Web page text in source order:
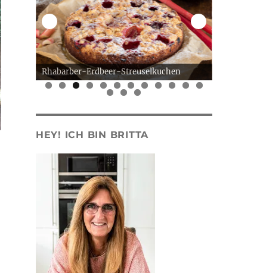
Rhabarber-Erdbeer-Streuselkuchen
Erdbeer
0
1 2
3 4 5
HEY! ICH BIN BRITTA